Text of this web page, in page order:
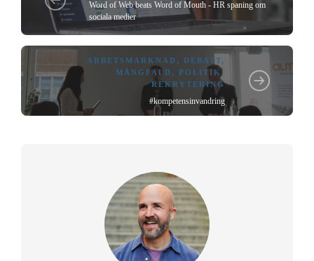
Word of Web beats Word of Mouth - HR spaning om
sociala medier
ARBETSMARKNAD, DEBATT,
MÅNGFALD, POLITIK,
REKRYTERING
#kompetensinvandring